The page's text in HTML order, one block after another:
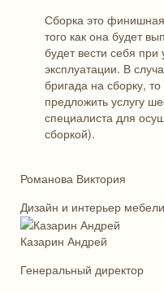
Сборка это финишная
того как она будет
будет вести себя
эксплуатации. В
бригада на сборку,
предложить услугу
специалиста для
сборкой).
Романова Виктория
Дизайн и интерьер мебели
Казарин Андрей
Генеральный директор